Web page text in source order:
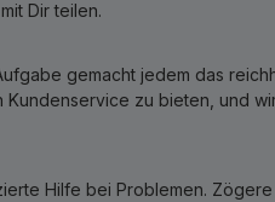
Dir teilen.
gemacht jedem das
zu bieten, und
Hilfe bei Problemen.